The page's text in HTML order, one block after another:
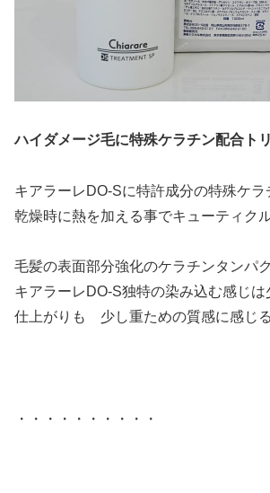
ハイダメージ毛に特殊ケラチン配合ト
キアラーレDO-Sに特許成分の特殊ケラ
乾燥時に熱を加える事でキューティク
毛髪の表面部分強化のケラチンタンパ
キアラーレDO-S独特の染み込む感じは
仕上がりも 少し重ための質感に感じる
・・・・・・・・・・